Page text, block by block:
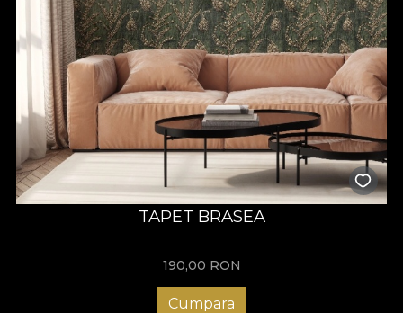
TAPET BRASEA
190,00 RON
Cumpara